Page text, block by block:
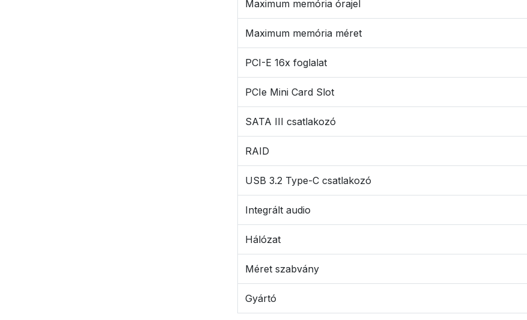
Maximum memória órajel
Maximum memória méret
PCI-E 16x foglalat
PCIe Mini Card Slot
SATA III csatlakozó
RAID
USB 3.2 Type-C csatlakozó
Integrált audio
Hálózat
Méret szabvány
Gyártó